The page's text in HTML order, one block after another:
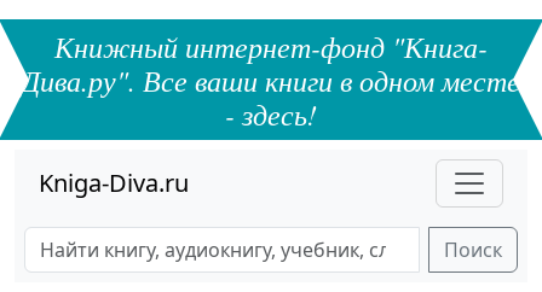
Книжный интернет-фонд "Книга-
Дива.ру". Все ваши книги в одном месте
- здесь!
Kniga-Diva.ru
Поиск